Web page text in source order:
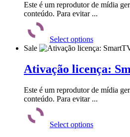
ser
escolhidas
do
produto
Este é um reprodutor de mídia
conteúdo. Para evitar ...
Select optionstem
várias
As
opções
ser
escolhidas
do
Sale
Ativação licença:
Este é um reprodutor de mídia
conteúdo. Para evitar ...
Select optionstem